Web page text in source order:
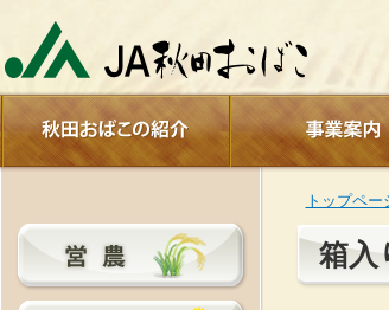
箱
トップペー